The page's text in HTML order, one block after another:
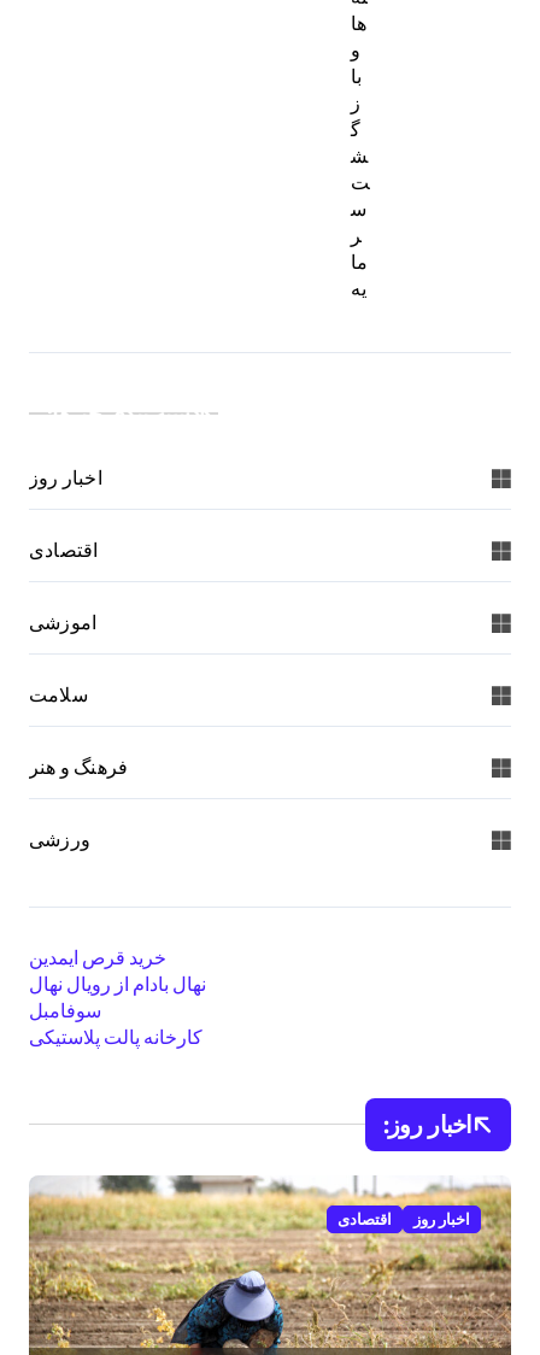
ها
و
با
ز
گ
ش
ت
س
ر
ما
یه
دسته بندی خبرها:
اخبار روز
اقتصادی
اموزشی
سلامت
فرهنگ و هنر
ورزشی
خرید قرص ایمدین
نهال بادام از رویال نهال
سوفامبل
کارخانه پالت پلاستیکی
اخبار روز:
اخبار روز اقتصادی